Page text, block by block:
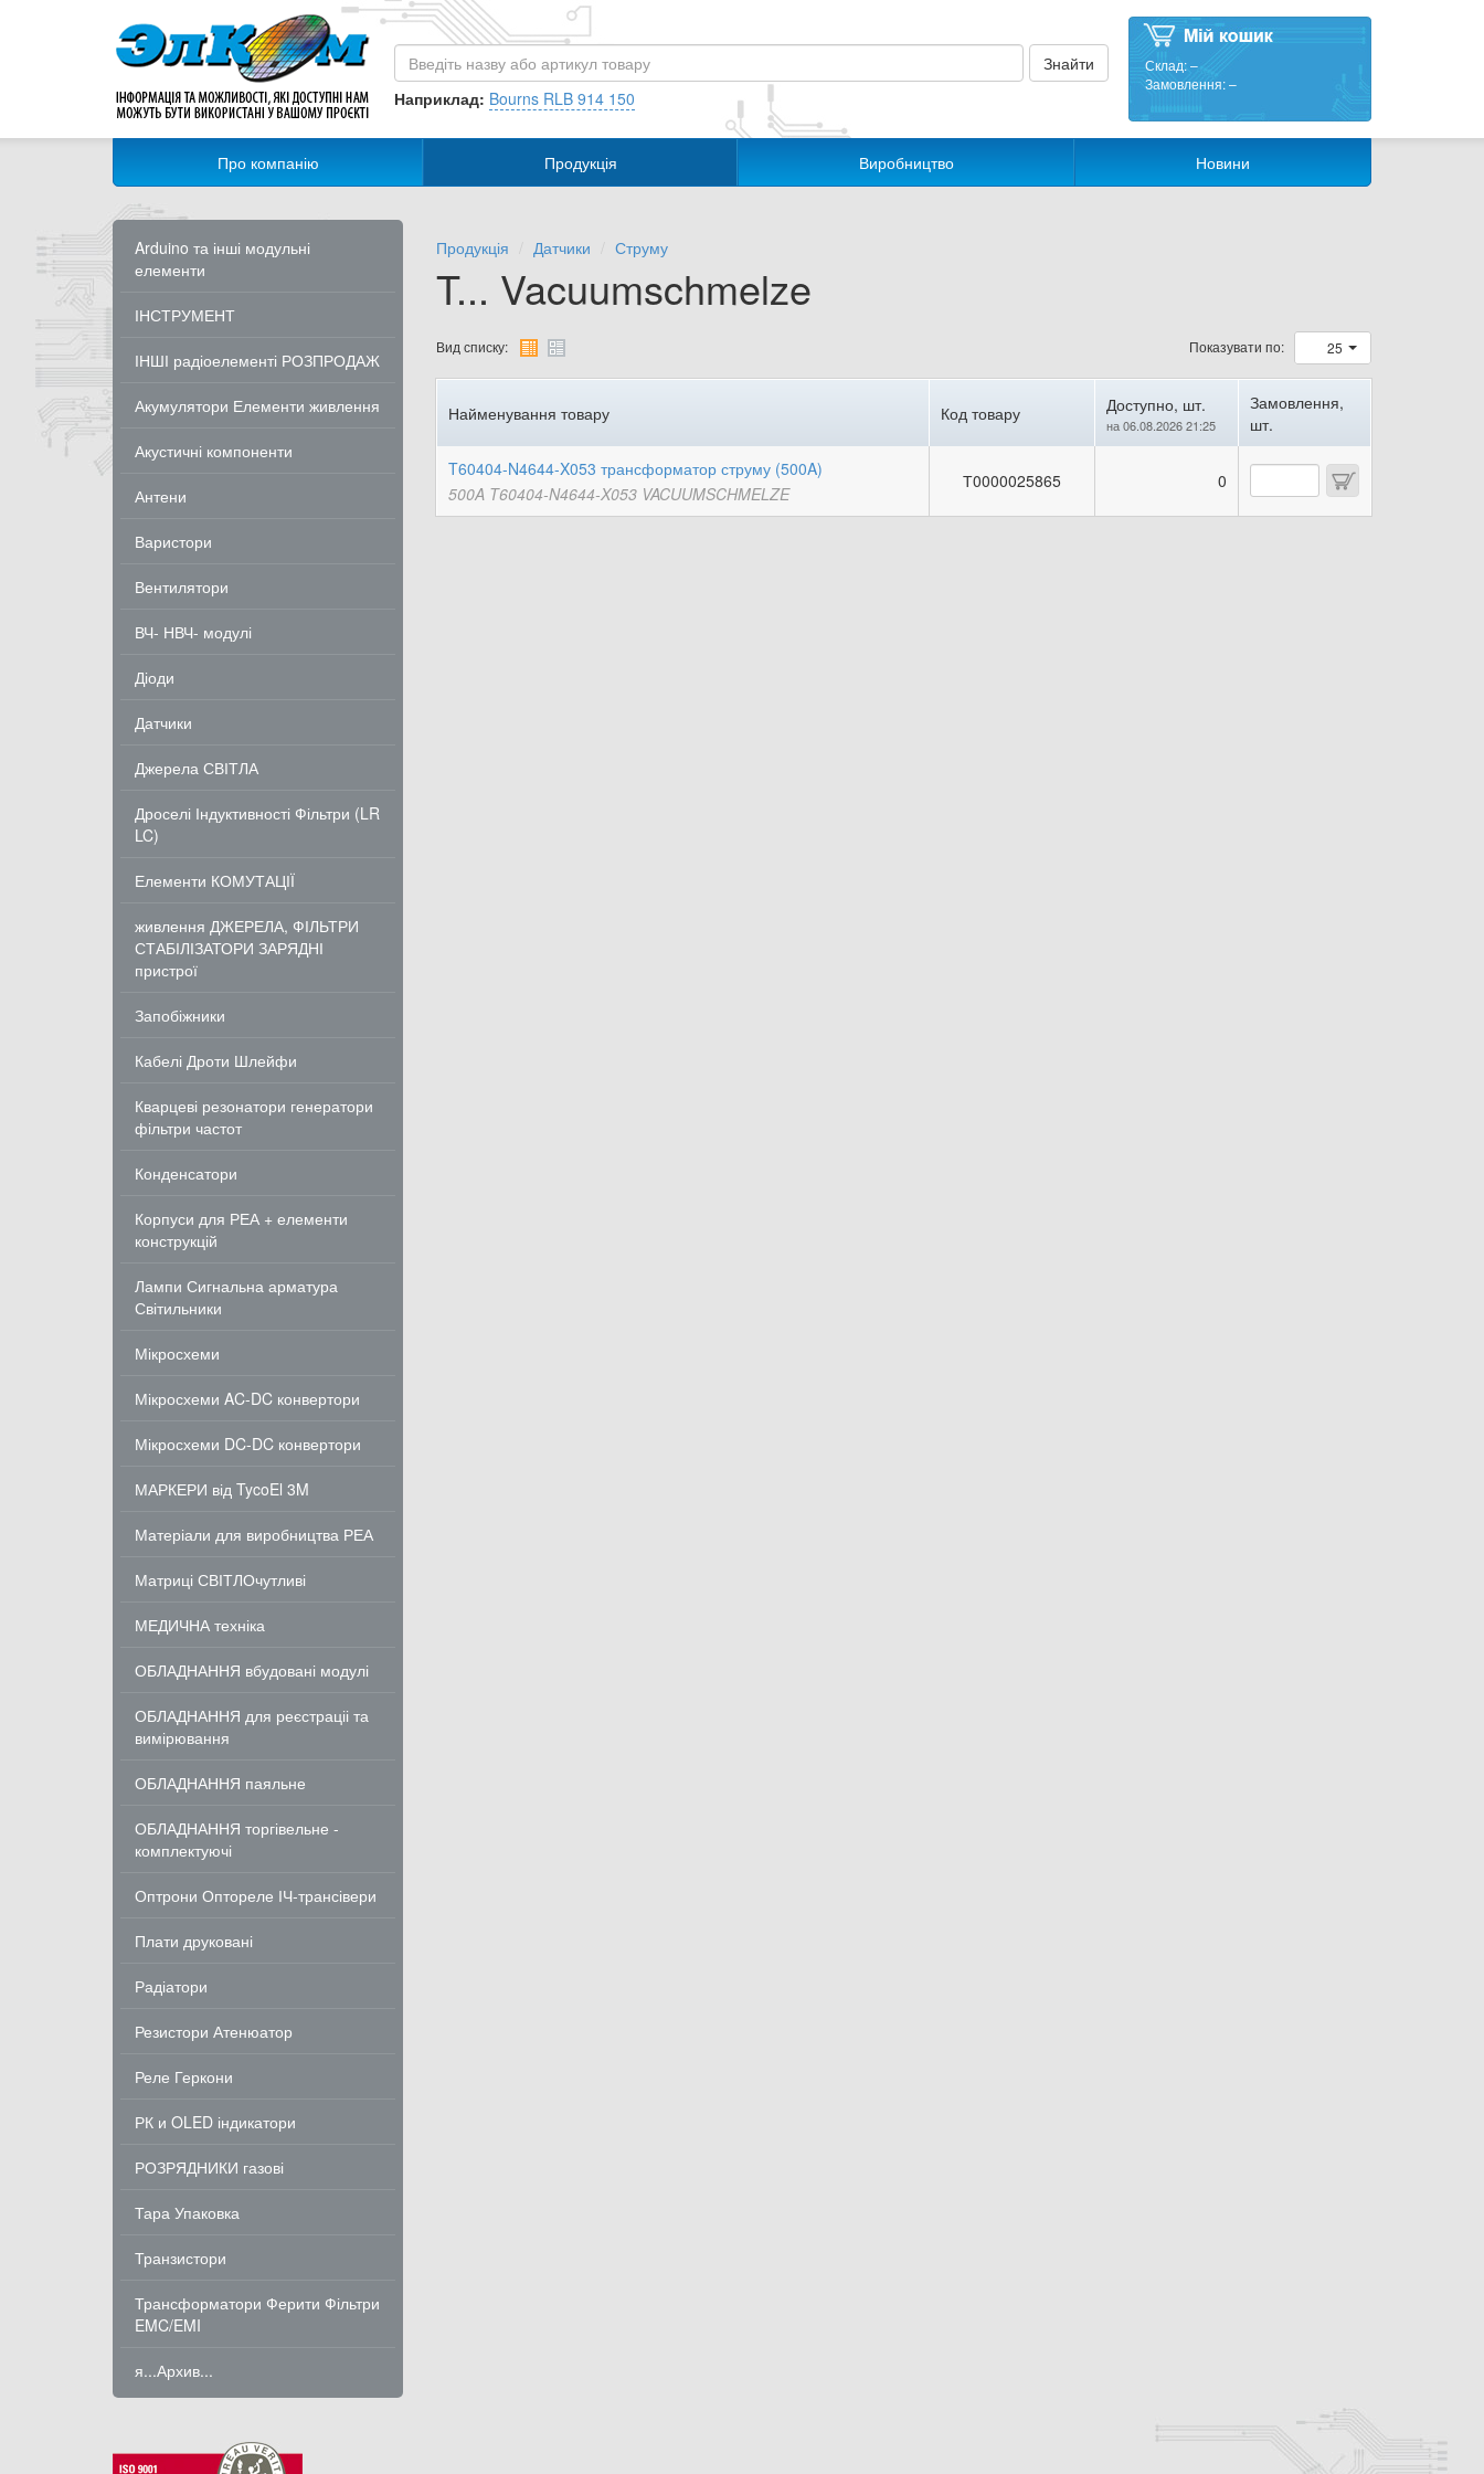
Наприклад: Bourns RLB 914 150
Склад:–
Замовлення:–
Про компанію Продукція Виробництво Новини
Arduino та інші модульні
елементи
ІНСТРУМЕНТ
ІНШІ радіоелементі РОЗПРОДАЖ
Акумулятори Елементи живлення
Акустичні компоненти
Антени
Варистори
Вентилятори
ВЧ- НВЧ- модулі
Діоди
Датчики
Джерела СВІТЛА
Дроселі Індуктивності Фільтри (LR
LC)
Елементи КОМУТАЦІЇ
живлення ДЖЕРЕЛА, ФІЛЬТРИ
СТАБІЛІЗАТОРИ ЗАРЯДНІ
пристрої
Запобіжники
Кабелі Дроти Шлейфи
Кварцеві резонатори генератори
фільтри частот
Конденсатори
Корпуси для РЕА + елементи
конструкцій
Лампи Сигнальна арматура
Світильники
Мікросхеми
Мікросхеми AC-DC конвертори
Мікросхеми DC-DC конвертори
МАРКЕРИ від TycoEl 3M
Матеріали для виробництва РЕА
Матриці СВІТЛОчутливі
МЕДИЧНА техніка
ОБЛАДНАННЯ вбудовані модулі
ОБЛАДНАННЯ для реєстраціі та
вимірювання
ОБЛАДНАННЯ паяльне
ОБЛАДНАННЯ торгівельне -
комплектуючі
Оптрони Оптореле ІЧ-трансівери
Плати друковані
Радіатори
Резистори Атенюатор
Реле Геркони
РК и OLED індикатори
РОЗРЯДНИКИ газові
Тара Упаковка
Транзистори
Трансформатори Ферити Фільтри
EMC/EMI
я...Архив...
Продукція Датчики Струму
T... Vacuumschmelze
Вид списку: Показувати по: 25
Найменування товару Код товару Доступно, шт.
на 06.08.2026 21:25
Замовлення,
шт.
T60404-N4644-X053 трансформатор струму (500A)
500A T60404-N4644-X053 VACUUMSCHMELZE
Т0000025865 0